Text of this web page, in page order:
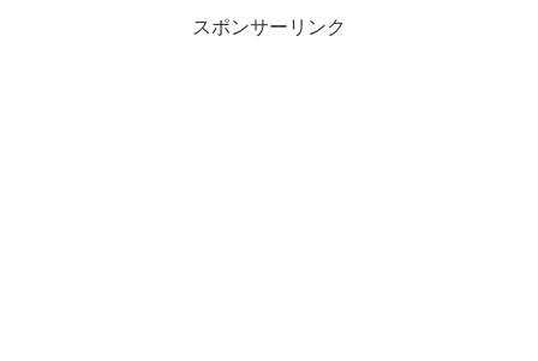
スポンサーリンク